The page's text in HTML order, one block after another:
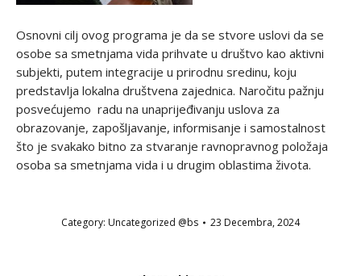
Osnovni cilj ovog programa je da se stvore uslovi da se
osobe sa smetnjama vida prihvate u društvo kao aktivni
subjekti, putem integracije u prirodnu sredinu, koju
predstavlja lokalna društvena zajednica. Naročitu pažnju
posvećujemo radu na unaprijeđivanju uslova za
obrazovanje, zapošljavanje, informisanje i samostalnost
što je svakako bitno za stvaranje ravnopravnog položaja
osoba sa smetnjama vida i u drugim oblastima života.
Category: Uncategorized @bs 23 Decembra, 2024